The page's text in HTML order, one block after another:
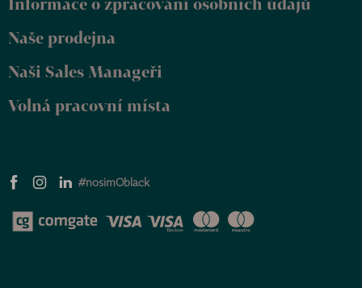
Naše prodejna
Naši Sales Manageři
Volná pracovní místa
#nosimOblack